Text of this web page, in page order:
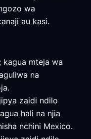
wa
au kasi.
kagua mteja wa
na
zaidi ndilo
hali na njia
nchini Mexico.